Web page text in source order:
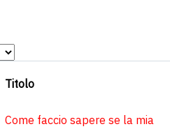
Titolo
Come faccio sapere se la mia